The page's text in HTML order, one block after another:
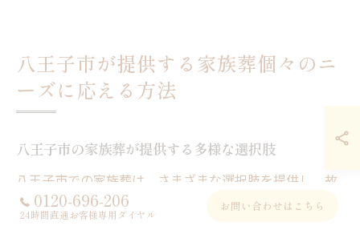
八王子市が提供する家族葬個々のニ
ーズに応える方法
八王子市の家族葬が提供する多様な選択肢
八王子市での家族葬は、さまざまな選択肢を提供し、故
人とその家族のニーズに応じたプランを実現します。シ
0120-696-206
24時間直通お客様専用ダイヤル
お問い合わせはこちら